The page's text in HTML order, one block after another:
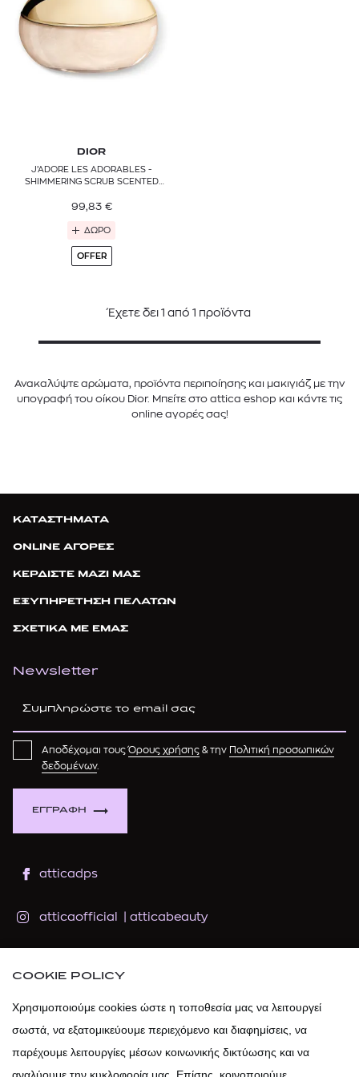
DIOR
J’ADORE LES ADORABLES -
SHIMMERING SCRUB SCENTED
99,83 €
ΔΩΡΟ
OFFER
Έχετε δει 1 από 1 προϊόντα
Ανακαλύψτε αρώματα, προϊόντα περιποίησης και μακιγιάζ με την
υπογραφή του οίκου Dior. Μπείτε στο attica eshop και κάντε τις
online αγορές σας!
ΚΑΤΑΣΤΗΜΑΤΑ
ONLINE ΑΓΟΡΕΣ
ΚΕΡΔΙΣΤΕ ΜΑΖΙ ΜΑΣ
ΕΞΥΠΗΡΕΤΗΣΗ ΠΕΛΑΤΩΝ
ΣΧΕΤΙΚΑ ΜΕ ΕΜΑΣ
Newsletter
ΕΓΓΡΑΦΗ
Αποδέχομαι τουςΌρους χρήσης & την Πολιτική προσωπικών
δεδομένων.
atticadps
atticaofficial atticabeauty
atticadps
COOKIE POLICY
Χρησιμοποιούμε cookies ώστε η τοποθεσία μας να λειτουργεί
σωστά, να εξατομικεύουμε περιεχόμενο και διαφημίσεις, να
παρέχουμε λειτουργίες μέσων κοινωνικής δικτύωσης και να